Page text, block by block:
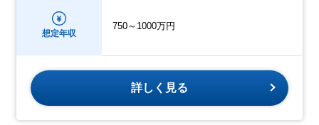
想定年収
750～1000万円
詳しく見る